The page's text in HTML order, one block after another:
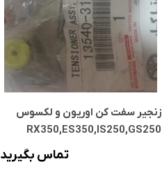
زنجیر سفت کن اوریون و لکسوس
RX350,ES350,IS250,GS250
تماس بگیرید